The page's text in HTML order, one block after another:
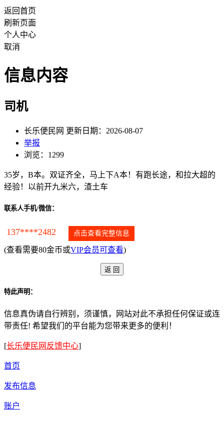
返回首页
刷新页面
个人中心
取消
信息内容
司机
长乐便民网 更新日期：2026-08-07
举报
浏览：1299
35岁，B本。双证齐全，马上下A本！有跑长途，和拉大超的
经验！以前开九米六，渣土车
联系人手机/微信：
137****2482 点击查看完整信息
(查看需要80金币或VIP会员可查看)
特此声明：
信息真伪请自行辨别，须谨慎，网站对此不承担任何保证或连
带责任! 希望我们的平台能为您带来更多的便利！
[长乐便民网反馈中心]
首页
发布信息
账户